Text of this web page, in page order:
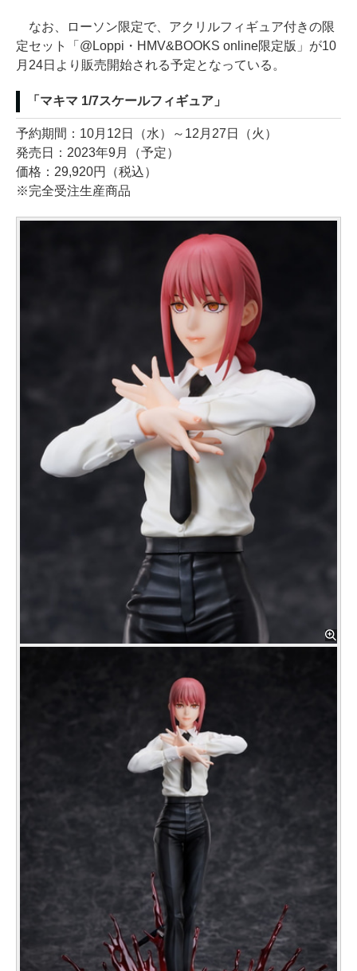
なお、ローソン限定で、アクリルフィギュア付きの限
定セット「@Loppi・HMV&BOOKS online限定版」が10
月24日より販売開始される予定となっている。
「マキマ 1/7スケールフィギュア」
予約期間：10月12日（水）～12月27日（火）
発売日：2023年9月（予定）
価格：29,920円（税込）
※完全受注生産商品